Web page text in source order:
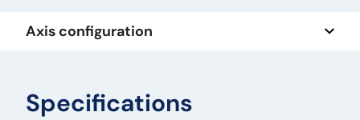
Axis configuration
Specifications